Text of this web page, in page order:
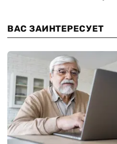
ВАС ЗАИНТЕРЕСУЕТ